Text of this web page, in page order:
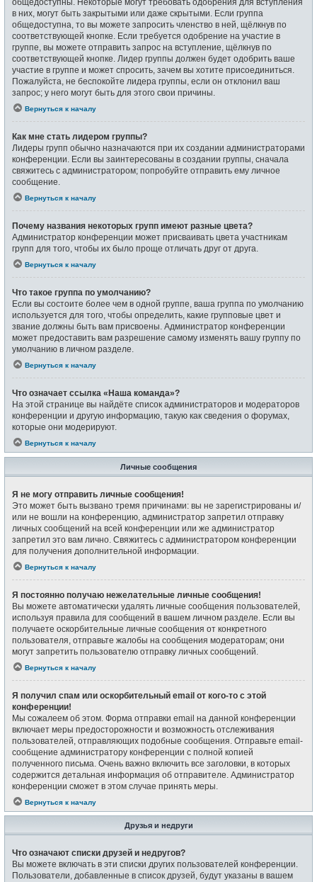
общедоступны. Некоторые могут требовать одобрения для вступления
в них, могут быть закрытыми или даже скрытыми. Если группа
общедоступна, то вы можете запросить членство в ней, щёлкнув по
соответствующей кнопке. Если требуется одобрение на участие в
группе, вы можете отправить запрос на вступление, щёлкнув по
соответствующей кнопке. Лидер группы должен будет одобрить ваше
участие в группе и может спросить, зачем вы хотите присоединиться.
Пожалуйста, не беспокойте лидера группы, если он отклонил ваш
запрос; у него могут быть для этого свои причины.
Вернуться к началу
Как мне стать лидером группы?
Лидеры групп обычно назначаются при их создании администраторами
конференции. Если вы заинтересованы в создании группы, сначала
свяжитесь с администратором; попробуйте отправить ему личное
сообщение.
Вернуться к началу
Почему названия некоторых групп имеют разные цвета?
Администратор конференции может присваивать цвета участникам
групп для того, чтобы их было проще отличать друг от друга.
Вернуться к началу
Что такое группа по умолчанию?
Если вы состоите более чем в одной группе, ваша группа по умолчанию
используется для того, чтобы определить, какие групповые цвет и
звание должны быть вам присвоены. Администратор конференции
может предоставить вам разрешение самому изменять вашу группу по
умолчанию в личном разделе.
Вернуться к началу
Что означает ссылка «Наша команда»?
На этой странице вы найдёте список администраторов и модераторов
конференции и другую информацию, такую как сведения о форумах,
которые они модерируют.
Вернуться к началу
Личные сообщения
Я не могу отправить личные сообщения!
Это может быть вызвано тремя причинами: вы не зарегистрированы и/
или не вошли на конференцию, администратор запретил отправку
личных сообщений на всей конференции или же администратор
запретил это вам лично. Свяжитесь с администратором конференции
для получения дополнительной информации.
Вернуться к началу
Я постоянно получаю нежелательные личные сообщения!
Вы можете автоматически удалять личные сообщения пользователей,
используя правила для сообщений в вашем личном разделе. Если вы
получаете оскорбительные личные сообщения от конкретного
пользователя, отправьте жалобы на сообщения модераторам; они
могут запретить пользователю отправку личных сообщений.
Вернуться к началу
Я получил спам или оскорбительный email от кого-то с этой
конференции!
Мы сожалеем об этом. Форма отправки email на данной конференции
включает меры предосторожности и возможность отслеживания
пользователей, отправляющих подобные сообщения. Отправьте email-
сообщение администратору конференции с полной копией
полученного письма. Очень важно включить все заголовки, в которых
содержится детальная информация об отправителе. Администратор
конференции сможет в этом случае принять меры.
Вернуться к началу
Друзья и недруги
Что означают списки друзей и недругов?
Вы можете включать в эти списки других пользователей конференции.
Пользователи, добавленные в список друзей, будут указаны в вашем